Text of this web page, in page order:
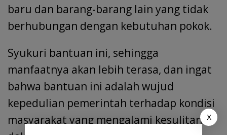
baru dan barang-barang lain yang tidak
berhubungan dengan kebutuhan pokok.
Syukuri bantuan ini, sehingga
manfaatnya akan lebih terasa, dan ingat
bahwa bantuan ini adalah wujud
kepedulian pemerintah terhadap kondisi
masyarakat yang mengalami kesulitan X